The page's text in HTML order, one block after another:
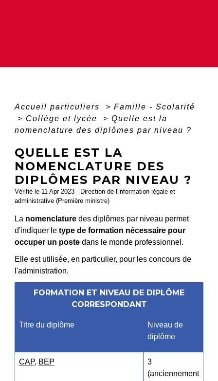
Accueil particuliers > Famille - Scolarité
> Collège et lycée > Quelle est la
nomenclature des diplômes par niveau ?
QUELLE EST LA
NOMENCLATURE DES
DIPLÔMES PAR NIVEAU ?
Vérifié le 11 Apr 2023 - Direction de l'information légale et
administrative (Première ministre)
La nomenclature des diplômes par niveau permet
d'indiquer le type de formation nécessaire pour
occuper un poste dans le monde professionnel.
Elle est utilisée, en particulier, pour les concours de
l'administration.
FORMATION ET NIVEAU DE DIPLÔME
CORRESPONDANT
Titre du diplôme
Niveau de
diplôme
CAP, BEP
3
(anciennement